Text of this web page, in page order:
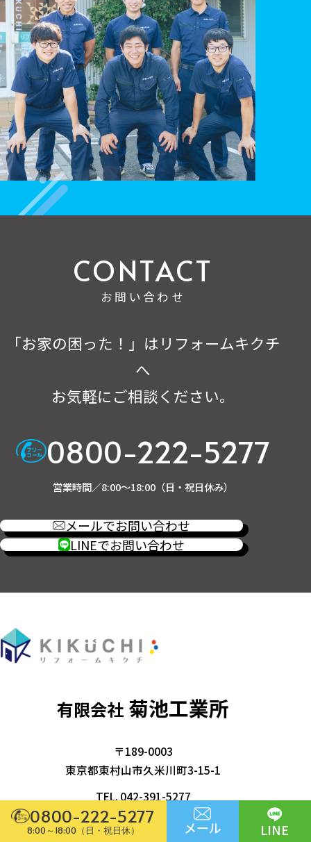
お問い合わせ
「お家の困った！」はリフォームキクチ
へ
お気軽にご相談ください。
0800-222-5277
営業時間／8:00～18:00（日・祝日休み）
メールでお問い合わせ
LINEでお問い合わせ
有限会社 菊池工業所
〒189-0003
東京都東村山市久米川町3-15-1
TEL.042-391-5277
FAX. 042-392-6416
0800-222-5277
8:00～18:00（日・祝日休） メール LINE